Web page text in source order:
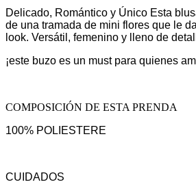
Delicado, Romántico y Único Esta
de una tramada de mini flores que le
look. Versátil, femenino y lleno de
¡este buzo es un must para quienes
COMPOSICIÓN DE ESTA PRENDA
100% POLIESTERE
CUIDADOS